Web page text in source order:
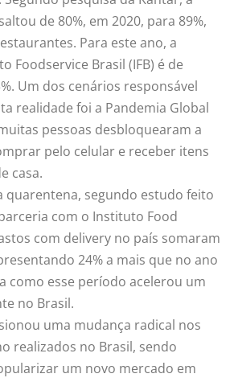
de 80%, em 2020, para 89%,
Para este ano, a
Foodservice Brasil (IFB) é de
Um dos cenários responsável
realidade foi a Pandemia Global
pessoas desbloquearam a
pelo celular e receber itens
casa.
quarentena, segundo estudo feito
com o Instituto Food
com delivery no país somaram
24% a mais que no ano
como esse período acelerou um
no Brasil.
uma mudança radical nos
realizados no Brasil, sendo
um novo mercado em